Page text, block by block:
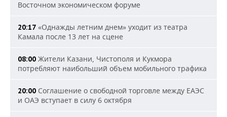
Восточном экономическом форуме
20:17 «Однажды летним днем» уходит из театра
Камала после 13 лет на сцене
08:00 Жители Казани, Чистополя и Кукмора
потребляют наибольший объем мобильного трафика
20:00 Соглашение о свободной торговле между ЕАЭС
и ОАЭ вступает в силу 6 октября